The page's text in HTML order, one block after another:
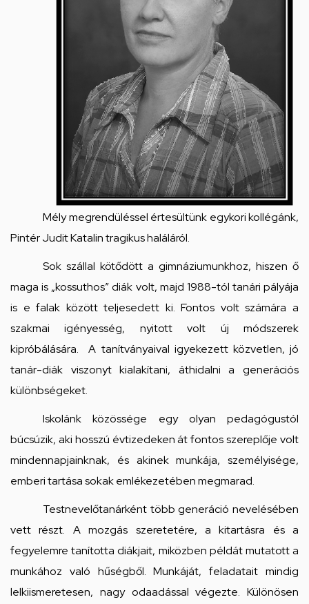
Mély megrendüléssel értesültünk egykori kollégánk,
Pintér Judit Katalin tragikus haláláról.
Sok szállal kötődött a gimnáziumunkhoz, hiszen ő
maga is „kossuthos” diák volt, majd 1988-tól tanári pályája
is e falak között teljesedett ki. Fontos volt számára a
szakmai igényesség, nyitott volt új módszerek
kipróbálására. A tanítványaival igyekezett közvetlen, jó
tanár-diák viszonyt kialakítani, áthidalni a generációs
különbségeket.
Iskolánk közössége egy olyan pedagógustól
búcsúzik, aki hosszú évtizedeken át fontos szereplője volt
mindennapjainknak, és akinek munkája, személyisége,
emberi tartása sokak emlékezetében megmarad.
Testnevelőtanárként több generáció nevelésében
vett részt. A mozgás szeretetére, a kitartásra és a
fegyelemre tanította diákjait, miközben példát mutatott a
munkához való hűségből. Munkáját, feladatait mindig
lelkiismeretesen, nagy odaadással végezte. Különösen